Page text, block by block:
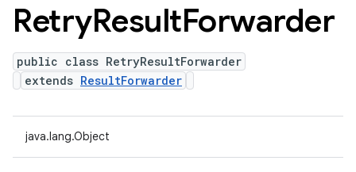
RetryResultForwarder
public class RetryResultForwarder
extends ResultForwarder
java.lang.Object